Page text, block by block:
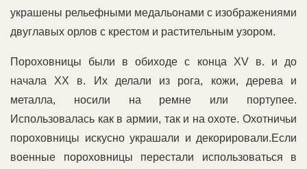
украшены рельефными медальонами с изображениями
двуглавых орлов с крестом и растительным узором.
Пороховницы были в обиходе с конца XV в. и до
начала XX в. Их делали из рога, кожи, дерева и
металла, носили на ремне или портупее.
Использовалась как в армии, так и на охоте. Охотничьи
пороховницы искусно украшали и декорировали.Если
военные пороховницы перестали использоваться в